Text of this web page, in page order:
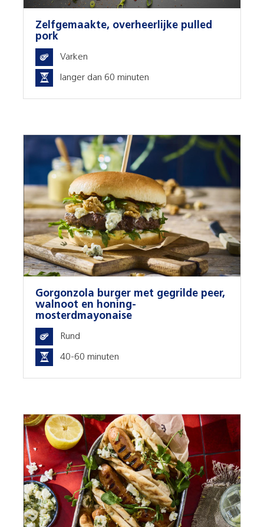
Zelfgemaakte, overheerlijke pulled
pork
Varken
langer dan 60 minuten
Gorgonzola burger met gegrilde peer,
walnoot en honing-
mosterdmayonaise
Rund
40-60 minuten